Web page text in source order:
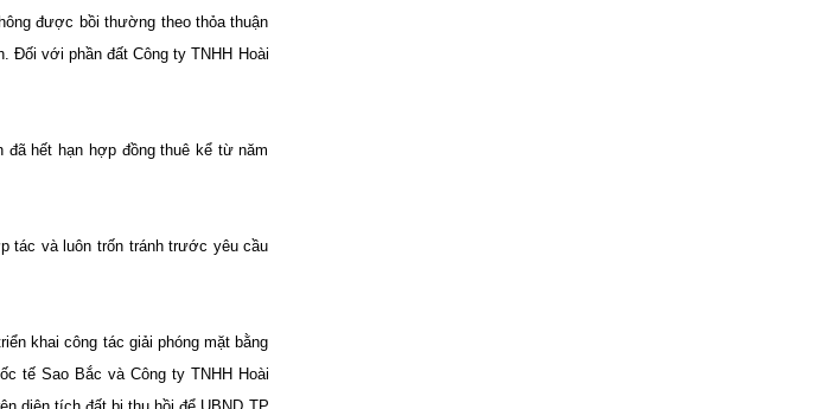
được bồi thường theo thỏa thuận
Đối với phần đất Công ty TNHH Hoài
hết hạn hợp đồng thuê kể từ năm
tác và luôn trốn tránh trước yêu cầu
khai công tác giải phóng mặt bằng
tế Sao Bắc và Công ty TNHH Hoài